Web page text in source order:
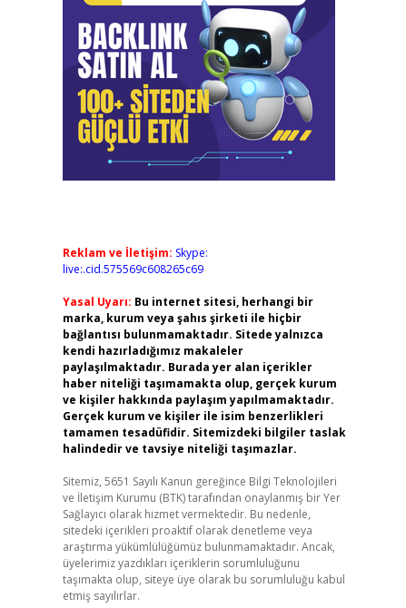
Reklam ve İletişim: Skype:
live:.cid.575569c608265c69
Yasal Uyarı: Bu internet sitesi, herhangi bir
marka, kurum veya şahıs şirketi ile hiçbir
bağlantısı bulunmamaktadır. Sitede yalnızca
kendi hazırladığımız makaleler
paylaşılmaktadır. Burada yer alan içerikler
haber niteliği taşımamakta olup, gerçek kurum
ve kişiler hakkında paylaşım yapılmamaktadır.
Gerçek kurum ve kişiler ile isim benzerlikleri
tamamen tesadüfidir. Sitemizdeki bilgiler taslak
halindedir ve tavsiye niteliği taşımazlar.
Sitemiz, 5651 Sayılı Kanun gereğince Bilgi Teknolojileri
ve İletişim Kurumu (BTK) tarafından onaylanmış bir Yer
Sağlayıcı olarak hizmet vermektedir. Bu nedenle,
sitedeki içerikleri proaktif olarak denetleme veya
araştırma yükümlülüğümüz bulunmamaktadır. Ancak,
üyelerimiz yazdıkları içeriklerin sorumluluğunu
taşımakta olup, siteye üye olarak bu sorumluluğu kabul
etmiş sayılırlar.